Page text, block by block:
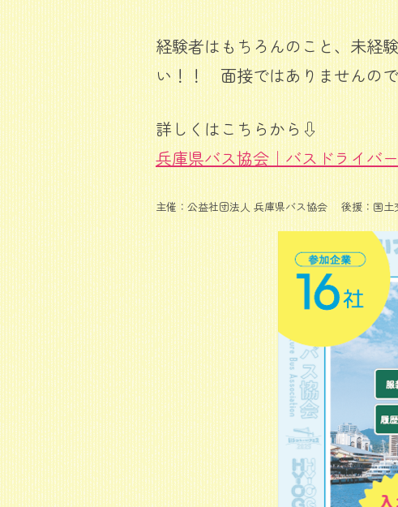
経験者はもちろんのこと、未経
い！！ 面接ではありませんの
詳しくはこちらから⇩
兵庫県バス協会｜バスドライバ
主催：公益社団法人 兵庫県バス協会 後援：国